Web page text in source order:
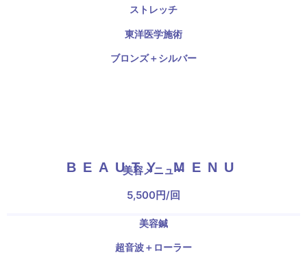
ストレッチ
東洋医学施術
ブロンズ＋シルバー
BEAUTY MENU
美容メニュー
5,500円/回
美容鍼
超音波＋ローラー